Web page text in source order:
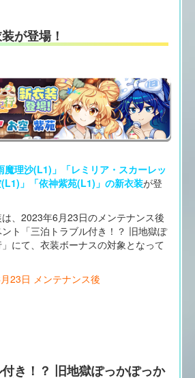
が登場！
魔理沙(L1)」「レミリア・スカーレッ
」「依神紫苑(L1)」の新衣装が登
、2023年6月23日のメンテナンス後
ト「三泊トラブル付き！？ 旧地獄ぽ
にて、衣装ボーナスの対象となって
23日 メンテナンス後
付き！？ 旧地獄ぽっかぽっか